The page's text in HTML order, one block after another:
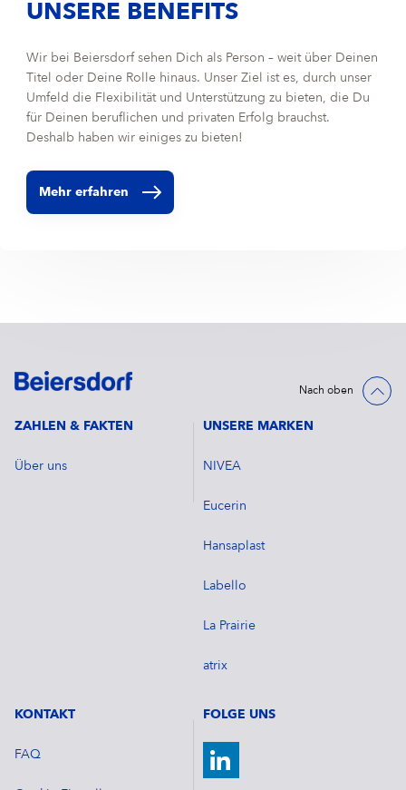
UNSERE BENEFITS
Wir bei Beiersdorf sehen Dich als Person – weit über Deinen
Titel oder Deine Rolle hinaus. Unser Ziel ist es, durch unser
Umfeld die Flexibilität und Unterstützung zu bieten, die Du
für Deinen beruflichen und privaten Erfolg brauchst.
Deshalb haben wir einiges zu bieten!
Mehr erfahren
Nach oben
ZAHLEN & FAKTEN
Über uns
UNSERE MARKEN
NIVEA
Eucerin
Hansaplast
Labello
La Prairie
atrix
KONTAKT
FAQ
FOLGE UNS